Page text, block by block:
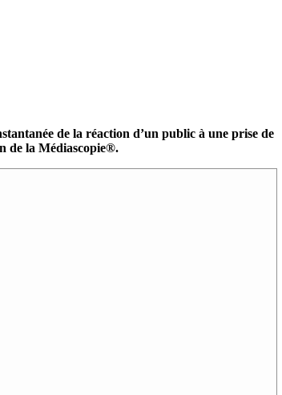
de la réaction d’un public à une prise de
de la Médiascopie®.